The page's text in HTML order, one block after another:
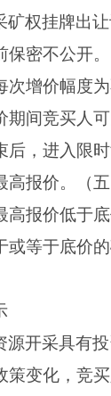
矿权挂牌出
保密不公开
次增价幅度
间竞买人可
后，进入限
高报价。（
高报价低于
或等于底价
源开采具有
策变化，竞